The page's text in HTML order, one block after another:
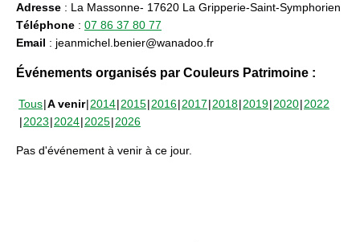
Adresse : La Massonne- 17620 La Gripperie-Saint-Symphorien
Téléphone : 07 86 37 80 77
Email : jeanmichel.benier@wanadoo.fr
Événements organisés par Couleurs Patrimoine :
Tous A venir 2014 2015 2016 2017 2018 2019 2020 2022
2023 2024 2025 2026
Pas d'événement à venir à ce jour.